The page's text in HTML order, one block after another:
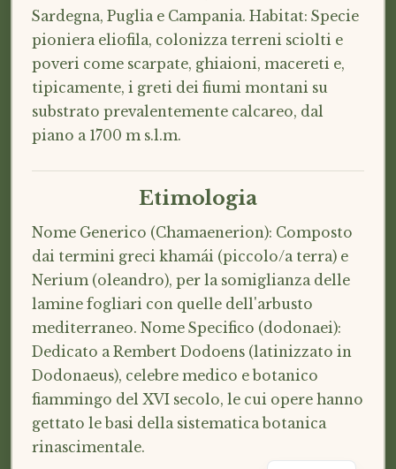
Sardegna, Puglia e Campania. Habitat: Specie
pioniera eliofila, colonizza terreni sciolti e
poveri come scarpate, ghiaioni, macereti e,
tipicamente, i greti dei fiumi montani su
substrato prevalentemente calcareo, dal
piano a 1700 m s.l.m.
Etimologia
Nome Generico (Chamaenerion): Composto
dai termini greci khamái (piccolo/a terra) e
Nerium (oleandro), per la somiglianza delle
lamine fogliari con quelle dell'arbusto
mediterraneo. Nome Specifico (dodonaei):
Dedicato a Rembert Dodoens (latinizzato in
Dodonaeus), celebre medico e botanico
fiammingo del XVI secolo, le cui opere hanno
gettato le basi della sistematica botanica
rinascimentale.